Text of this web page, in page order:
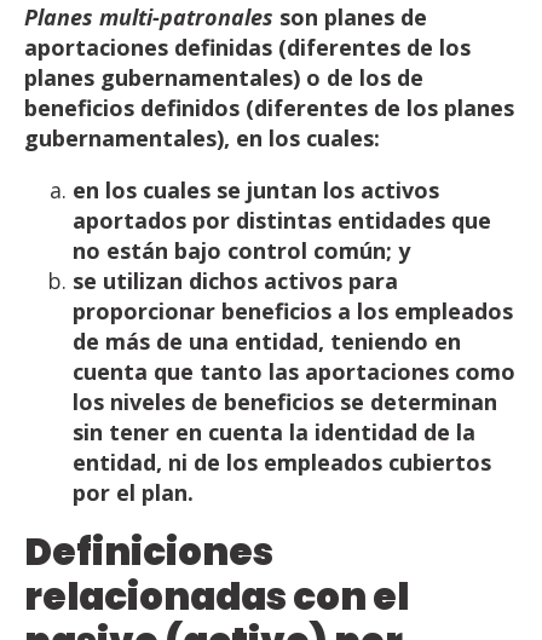
Planes multi-patronales son planes de
aportaciones definidas (diferentes de los
planes gubernamentales) o de los de
beneficios definidos (diferentes de los planes
gubernamentales), en los cuales:
en los cuales se juntan los activos
aportados por distintas entidades que
no están bajo control común; y
se utilizan dichos activos para
proporcionar beneficios a los empleados
de más de una entidad, teniendo en
cuenta que tanto las aportaciones como
los niveles de beneficios se determinan
sin tener en cuenta la identidad de la
entidad, ni de los empleados cubiertos
por el plan.
Definiciones
relacionadas con el